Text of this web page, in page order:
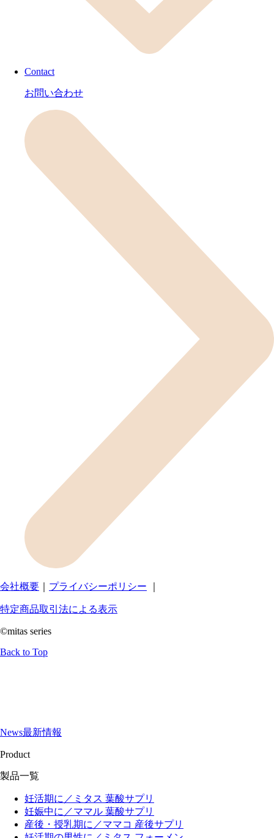
Contact
お問い合わせ
会社概要 プライバシーポリシー
特定商品取引法による表示
©mitas series
Back to Top
News最新情報
Product
製品一覧
妊活期に／ミタス 葉酸サプリ
妊娠中に／ママル 葉酸サプリ
産後・授乳期に／ママコ 産後サプリ